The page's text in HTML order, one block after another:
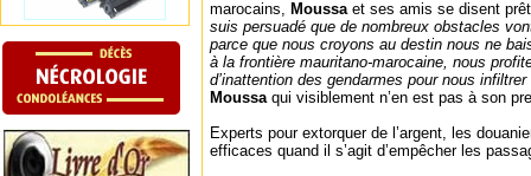
marocains, Moussa et ses amis se disent
suis persuadé que de nombreux obstacles
parce que nous croyons au destin nous ne
à la frontière mauritano-marocaine, nous
d’inattention des gendarmes pour nous
Moussa qui visiblement n’en est pas à son
Experts pour extorquer de l’argent, les
efficaces quand il s’agit d’empêcher les